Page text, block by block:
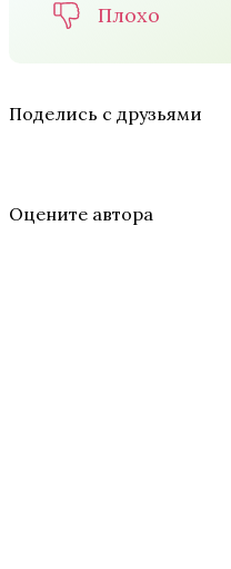
Плохо
Поделись с друзьями
Оцените автора